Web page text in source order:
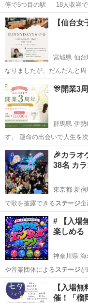
停で5つ目の駅 18人収容で
限度です …
大阪 豊中市 曽根駅
【仙台
宮城県 仙台
なりましたが、だんだんと
など気にせず会って…
仙台市 仙台駅
🎊開業3
群馬県 伊勢
す。 運命の出会いで人生を
へお越し下…
群馬 伊勢崎市
🎉カラオ
38名 カ
東京都 新宿
で歌を披露できる ステージ企
の参加は事… す😊 🎙ステー
付き大部屋 ×1… で歌を披露
...
東京 千代田区 新宿駅
# 【入場
楽しめる
神奈川県 海
や音楽団体による ステージが
ジ」 を開催！ … 顔あふれる
イブステージ ・地域アーテ
ア… 企画...
神奈川 綾瀬市 海老名
【入場
催！「榴